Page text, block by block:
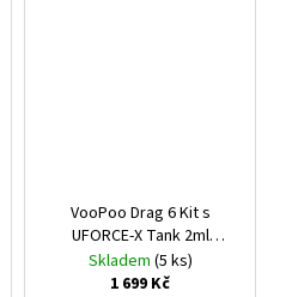
VooPoo Drag 6 Kit s
UFORCE-X Tank 2ml
(Green)
Skladem (5 ks)
1 699 Kč